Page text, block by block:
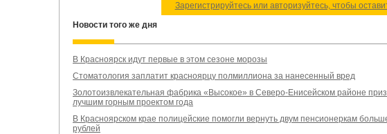
Зарегистрируйтесь или авторизуйтесь, чтобы
Новости того же дня
В Красноярск идут первые в этом сезоне морозы
Стоматология заплатит красноярцу полмиллиона за нанесенный вред
Золотоизвлекательная фабрика «Высокое» в Северо-Енисейском районе
лучшим горным проектом года
В Красноярском крае полицейские помогли вернуть двум пенсионеркам
рублей